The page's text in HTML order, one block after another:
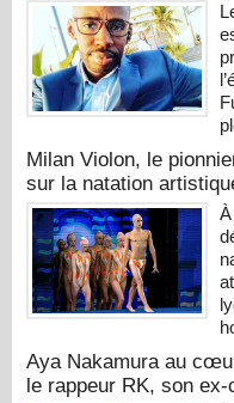
Milan Violon, le
sur la natation
Aya Nakamura au
le rappeur RK, son